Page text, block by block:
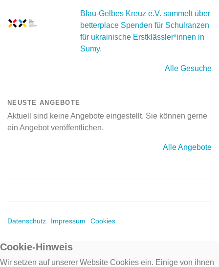
Blau-Gelbes Kreuz e.V. sammelt über
betterplace Spenden für Schulranzen
für ukrainische Erstklässler*innen in
Sumy.
Alle Gesuche
NEUSTE ANGEBOTE
Aktuell sind keine Angebote eingestellt. Sie können gerne
ein Angebot veröffentlichen.
Alle Angebote
Datenschutz Impressum Cookies
Cookie-Hinweis
Wir setzen auf unserer Website Cookies ein. Einige von ihnen